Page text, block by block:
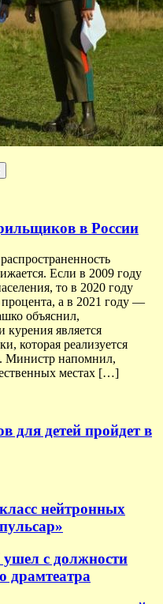
в России
Если в 2009 году
то в 2020 году
а в 2021 году —
объяснил,
курения является
которая реализуется
Министр напомнил,
местах […]
для детей пройдет в
нейтронных
с должности
драмтеатра